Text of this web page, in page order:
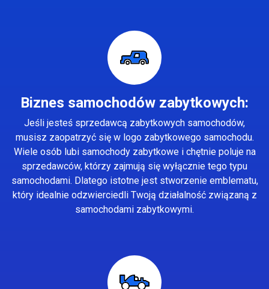
Biznes samochodów zabytkowych:
Jeśli jesteś sprzedawcą zabytkowych samochodów,
musisz zaopatrzyć się w logo zabytkowego samochodu.
Wiele osób lubi samochody zabytkowe i chętnie poluje na
sprzedawców, którzy zajmują się wyłącznie tego typu
samochodami. Dlatego istotne jest stworzenie emblematu,
który idealnie odzwierciedli Twoją działalność związaną z
samochodami zabytkowymi.